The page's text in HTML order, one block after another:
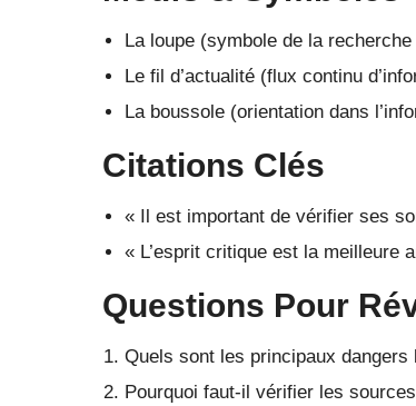
La loupe (symbole de la
Le fil d’actualité (flux continu
La boussole (orientation dans
Citations Clés
« Il est important de vérifier ses
« L’esprit critique est la meilleure
Questions Pour
Quels sont les principaux dangers
Pourquoi faut-il vérifier les